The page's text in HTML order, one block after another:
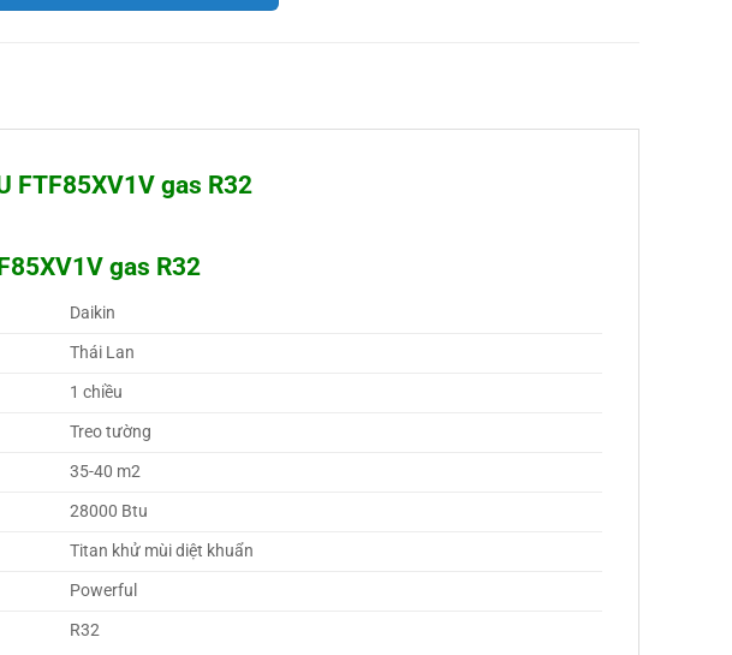
FTF85XV1V gas R32
gas R32
Daikin
Thái Lan
1 chiều
Treo tường
35-40 m2
28000 Btu
Titan khử mùi diệt khuẩn
Powerful
R32